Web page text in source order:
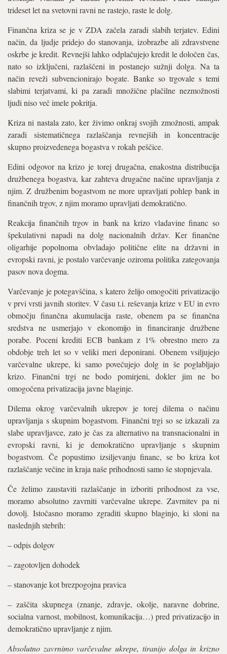
trideset let na svetovni ravni ne rastejo, raste le dolg.
Finančna kriza se je v ZDA začela zaradi slabih terjatev. Edini
način, da ljudje pridejo do stanovanja, izobrazbe ali zdravstvene
oskrbe je kredit. Revnejši lahko odplačujejo kredit le določen čas,
nato so izključeni, razlaščeni in postanejo sužnji dolga. Na ta
način reveži subvencionirajo bogate. Banke so trgovale s temi
slabimi terjatvami, ki pa zaradi množične plačilne nezmožnosti
ljudi niso več imele pokritja.
Kriza ni nastala zato, ker živimo onkraj svojih zmožnosti, ampak
zaradi sistematičnega razlaščanja revnejših in koncentracije
skupno proizvedenega bogastva v rokah peščice.
Edini odgovor na krizo je torej drugačna, enakostna distribucija
družbenega bogastva, kar zahteva drugačne načine upravljanja z
njim. Z družbenim bogastvom ne more upravljati pohlep bank in
finančnih trgov, z njim moramo upravljati demokratično.
Reakcija finančnih trgov in bank na krizo vladavine financ so
špekulativni napadi na dolg nacionalnih držav. Ker finančne
oligarhije popolnoma obvladajo politične elite na državni in
evropski ravni, je postalo varčevanje oziroma politika zategovanja
pasov nova dogma.
Varčevanje je potegavščina, s katero želijo omogočiti privatizacijo
v prvi vrsti javnih storitev. V času t.i. reševanja krize v EU in evro
območju finančna akumulacija raste, obenem pa se finančna
sredstva ne usmerjajo v ekonomijo in financiranje družbene
porabe. Poceni krediti ECB bankam z 1% obrestno mero za
obdobje treh let so v veliki meri deponirani. Obenem vsiljujejo
varčevalne ukrepe, ki samo povečujejo dolg in še poglabljajo
krizo. Finančni trgi ne bodo pomirjeni, dokler jim ne bo
omogočena privatizacija javne blaginje.
Dilema okrog varčevalnih ukrepov je torej dilema o načinu
upravljanja s skupnim bogastvom. Finančni trgi so se izkazali za
slabe upravljavce, zato je čas za alternativo na transnacionalni in
evropski ravni, ki je demokratično upravljanje s skupnim
bogastvom. Če popustimo izsiljevanju financ, se bo kriza kot
razlaščanje večine in kraja naše prihodnosti samo še stopnjevala.
Če želimo zaustaviti razlaščanje in izboriti prihodnost za vse,
moramo absolutno zavrniti varčevalne ukrepe. Zavrnitev pa ni
dovolj. Istočasno moramo zgraditi skupno blaginjo, ki sloni na
naslednjih stebrih:
– odpis dolgov
– zagotovljen dohodek
– stanovanje kot brezpogojna pravica
– zaščita skupnega (znanje, zdravje, okolje, naravne dobrine,
socialna varnost, mobilnost, komunikacija…) pred privatizacijo in
demokratično upravljanje z njim.
Absolutno zavrnimo varčevalne ukrepe, tiranijo dolga in krizno